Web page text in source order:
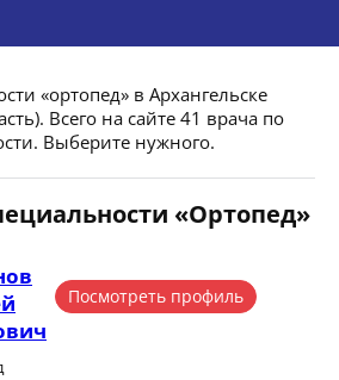
«ортопед» в Архангельске
Всего на сайте 41 врача по
Выберите нужного.
«Ортопед»
Посмотреть профиль